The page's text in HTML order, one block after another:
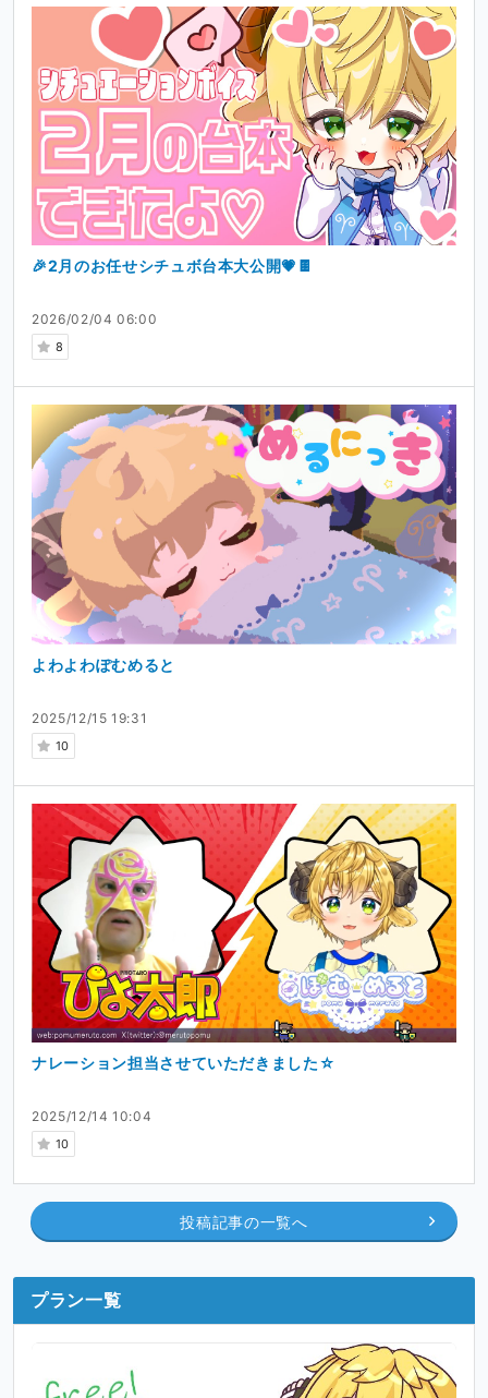
2026/02/04 06:00
8
🎉2月のお任せシチュボ台本大公開💗🍫
2025/12/15 19:31
10
よわよわぽむめると
2025/12/14 10:04
10
ナレーション担当させていただきました☆
投稿記事の一覧へ
プラン一覧